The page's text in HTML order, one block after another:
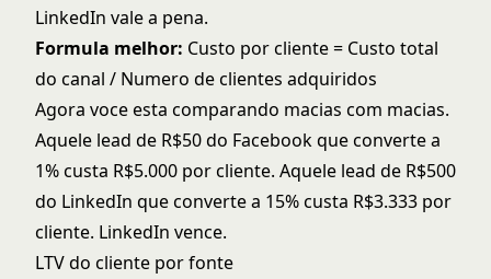
LinkedIn vale a pena.
Formula melhor: Custo por cliente = Custo total
do canal / Numero de clientes adquiridos
Agora voce esta comparando macias com macias.
Aquele lead de R$50 do Facebook que converte a
1% custa R$5.000 por cliente. Aquele lead de R$500
do LinkedIn que converte a 15% custa R$3.333 por
cliente. LinkedIn vence.
LTV do cliente por fonte